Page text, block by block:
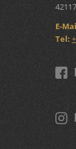
E-
Tel: